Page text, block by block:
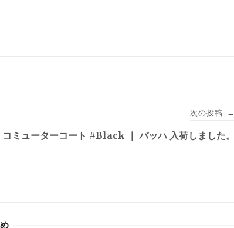
次の投稿 →
コミューターコート #Black ｜ バッハ 入荷しました。